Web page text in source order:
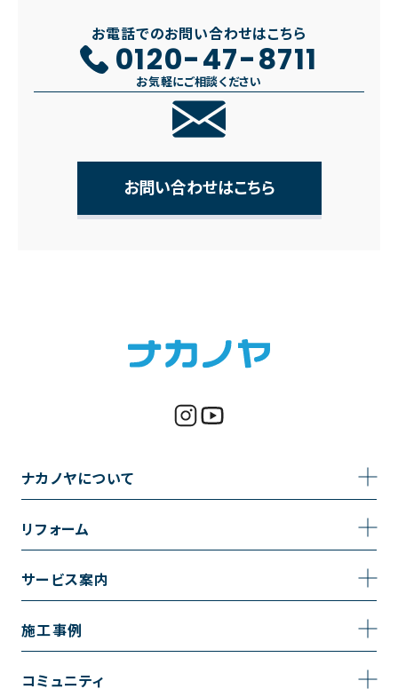
お電話でのお問い合わせはこちら
0120-47-8711
お気軽にご相談ください
お問い合わせはこちら
ナカノヤについて
事業内容
採用情報
リフォーム
トイレのリフォーム
キッチンのリフォーム
サービス案内
サービスの流れ
施工事例
施工事例一覧
コミュニティ